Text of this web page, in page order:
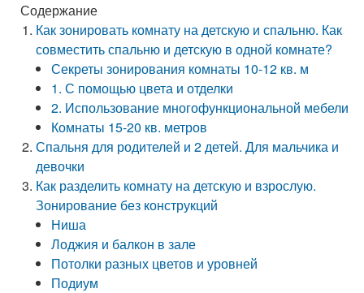
Содержание
Как зонировать комнату на детскую и спальню. Как
совместить спальню и детскую в одной комнате?
Секреты зонирования комнаты 10-12 кв. м
1. С помощью цвета и отделки
2. Использование многофункциональной мебели
Комнаты 15-20 кв. метров
Спальня для родителей и 2 детей. Для мальчика и
девочки
Как разделить комнату на детскую и взрослую.
Зонирование без конструкций
Ниша
Лоджия и балкон в зале
Потолки разных цветов и уровней
Подиум